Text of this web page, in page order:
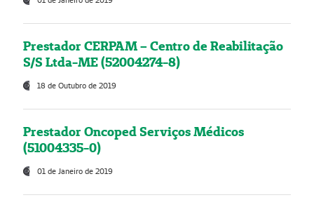
Prestador CERPAM – Centro de Reabilitação
S/S Ltda-ME (52004274-8)
18 de Outubro de 2019
Prestador Oncoped Serviços Médicos
(51004335-0)
01 de Janeiro de 2019